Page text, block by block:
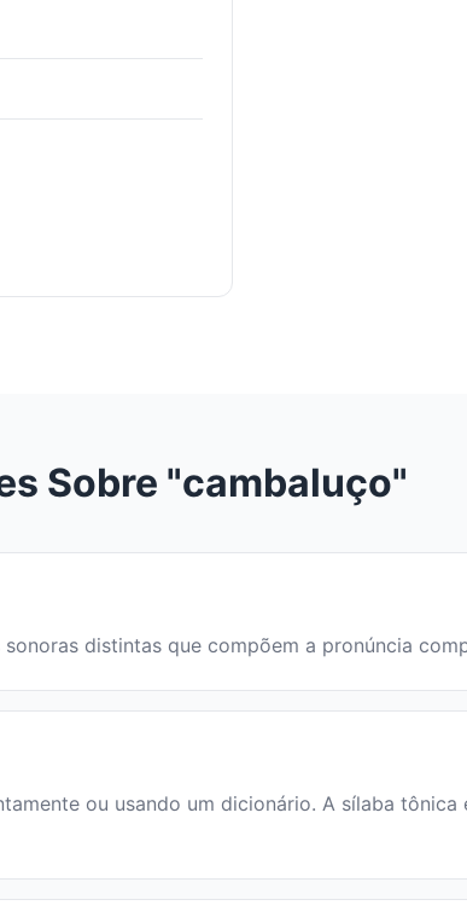
Sobre "cambaluço"
sonoras distintas que compõem a pronúncia
ou usando um dicionário. A sílaba